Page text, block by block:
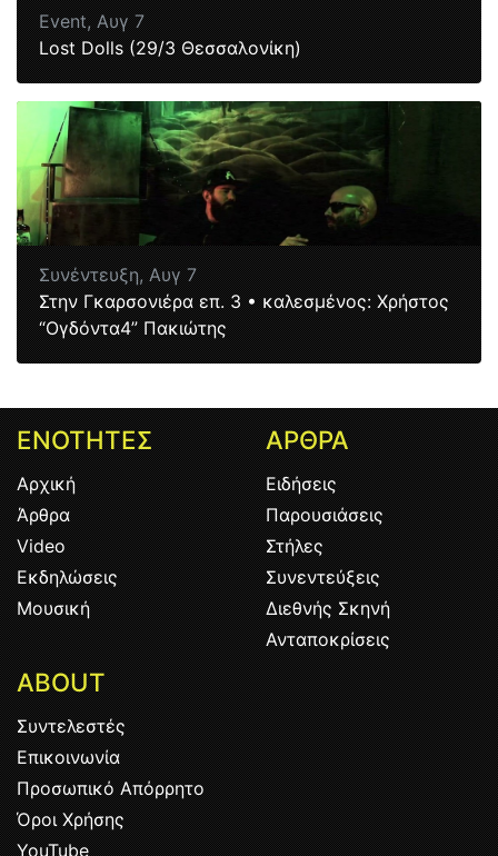
Event,Αυγ 7
Lost Dolls (29/3 Θεσσαλονίκη)
Συνέντευξη,Αυγ 7
Στην Γκαρσονιέρα επ. 3 • καλεσμένος: Χρήστος
“Ογδόντα4” Πακιώτης
ΕΝΟΤΗΤΕΣ
Αρχική
Άρθρα
Video
Εκδηλώσεις
Μουσική
ΑΡΘΡΑ
Ειδήσεις
Παρουσιάσεις
Στήλες
Συνεντεύξεις
Διεθνής Σκηνή
Ανταποκρίσεις
ABOUT
Συντελεστές
Επικοινωνία
Προσωπικό Απόρρητο
Όροι Χρήσης
YouTube